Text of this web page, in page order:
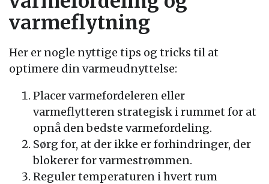
varmeflytning
Her er nogle nyttige tips og tricks til at
optimere din varmeudnyttelse:
Placer varmefordeleren eller
varmeflytteren strategisk i rummet for at
opnå den bedste varmefordeling.
Sørg for, at der ikke er forhindringer, der
blokerer for varmestrømmen.
Reguler temperaturen i hvert rum